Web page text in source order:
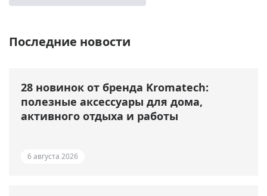
Последние новости
28 новинок от бренда Kromatech:
полезные аксессуары для дома,
активного отдыха и работы
6 августа 2026